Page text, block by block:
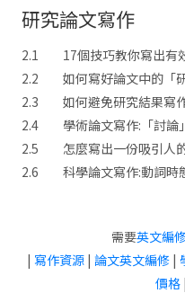
研究論文寫作
2.1 17個技巧教你寫出有
2.2 如何寫好論文中的「
2.3 如何避免研究結果寫
2.4 學術論文寫作:「討論
2.5 怎麼寫出一份吸引人
2.6 科學論文寫作:動詞時
需要英文編
| 寫作資源 | 論文英文編修 |
價格|